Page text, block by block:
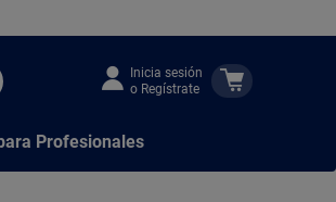
Inicia sesión
o Regístrate
Profesionales